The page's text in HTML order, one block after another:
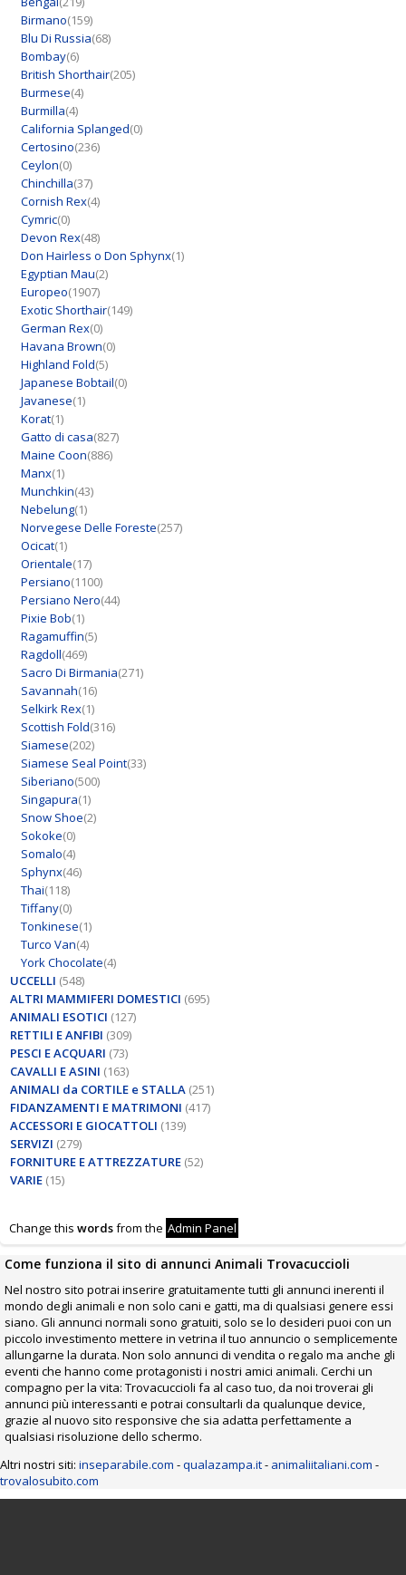
Birmano(159)
Blu Di Russia(68)
Bombay(6)
British Shorthair(205)
Burmese(4)
Burmilla(4)
California Splanged(0)
Certosino(236)
Ceylon(0)
Chinchilla(37)
Cornish Rex(4)
Cymric(0)
Devon Rex(48)
Don Hairless o Don Sphynx(1)
Egyptian Mau(2)
Europeo(1907)
Exotic Shorthair(149)
German Rex(0)
Havana Brown(0)
Highland Fold(5)
Japanese Bobtail(0)
Javanese(1)
Korat(1)
Gatto di casa(827)
Maine Coon(886)
Manx(1)
Munchkin(43)
Nebelung(1)
Norvegese Delle Foreste(257)
Ocicat(1)
Orientale(17)
Persiano(1100)
Persiano Nero(44)
Pixie Bob(1)
Ragamuffin(5)
Ragdoll(469)
Sacro Di Birmania(271)
Savannah(16)
Selkirk Rex(1)
Scottish Fold(316)
Siamese(202)
Siamese Seal Point(33)
Siberiano(500)
Singapura(1)
Snow Shoe(2)
Sokoke(0)
Somalo(4)
Sphynx(46)
Thai(118)
Tiffany(0)
Tonkinese(1)
Turco Van(4)
York Chocolate(4)
UCCELLI (548)
ALTRI MAMMIFERI DOMESTICI (695)
ANIMALI ESOTICI (127)
RETTILI E ANFIBI (309)
PESCI E ACQUARI (73)
CAVALLI E ASINI (163)
ANIMALI da CORTILE e STALLA (251)
FIDANZAMENTI E MATRIMONI (417)
ACCESSORI E GIOCATTOLI (139)
SERVIZI (279)
FORNITURE E ATTREZZATURE (52)
VARIE (15)
Change this wordsfrom the Admin Panel
Come funziona il sito di annunci Animali Trovacuccioli
Nel nostro sito potrai inserire gratuitamente tutti gli annunci inerenti il
mondo degli animali e non solo cani e gatti, ma di qualsiasi genere essi
siano. Gli annunci normali sono gratuiti, solo se lo desideri puoi con un
piccolo investimento mettere in vetrina il tuo annuncio o semplicemente
allungarne la durata. Non solo annunci di vendita o regalo ma anche gli
eventi che hanno come protagonisti i nostri amici animali. Cerchi un
compagno per la vita: Trovacuccioli fa al caso tuo, da noi troverai gli
annunci più interessanti e potrai consultarli da qualunque device,
grazie al nuovo sito responsive che sia adatta perfettamente a
qualsiasi risoluzione dello schermo.
Altri nostri siti: inseparabile.com -qualazampa.it- animaliitaliani.com -
trovalosubito.com